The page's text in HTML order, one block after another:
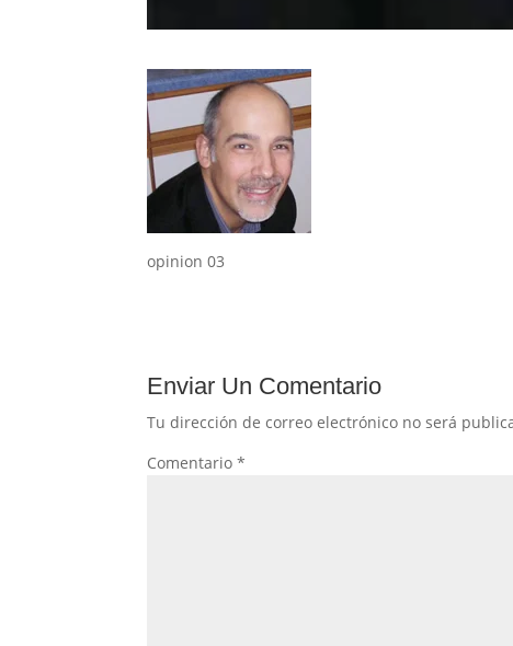
opinion 03
Enviar Un Comentario
Tu dirección de correo electrónico no será
Comentario*